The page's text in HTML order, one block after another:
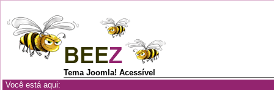
Tema Joomla! Acessível
Você está aqui: